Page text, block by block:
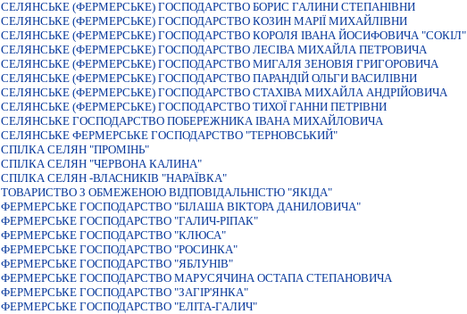
СЕЛЯНСЬКЕ (ФЕРМЕРСЬКЕ) ГОСПОДАРСТВО БОРИС ГАЛИНИ СТЕПАНIВНИ
СЕЛЯНСЬКЕ (ФЕРМЕРСЬКЕ) ГОСПОДАРСТВО КОЗИН МАРIЇ МИХАЙЛIВНИ
СЕЛЯНСЬКЕ (ФЕРМЕРСЬКЕ) ГОСПОДАРСТВО КОРОЛЯ ІВАНА ЙОСИФОВИЧА "СОКІЛ"
СЕЛЯНСЬКЕ (ФЕРМЕРСЬКЕ) ГОСПОДАРСТВО ЛЕСIВА МИХАЙЛА ПЕТРОВИЧА
СЕЛЯНСЬКЕ (ФЕРМЕРСЬКЕ) ГОСПОДАРСТВО МИГАЛЯ ЗЕНОВIЯ ГРИГОРОВИЧА
СЕЛЯНСЬКЕ (ФЕРМЕРСЬКЕ) ГОСПОДАРСТВО ПАРАНДІЙ ОЛЬГИ ВАСИЛІВНИ
СЕЛЯНСЬКЕ (ФЕРМЕРСЬКЕ) ГОСПОДАРСТВО СТАХІВА МИХАЙЛА АНДРІЙОВИЧА
СЕЛЯНСЬКЕ (ФЕРМЕРСЬКЕ) ГОСПОДАРСТВО ТИХОЇ ГАННИ ПЕТРIВНИ
СЕЛЯНСЬКЕ ГОСПОДАРСТВО ПОБЕРЕЖНИКА IВАНА МИХАЙЛОВИЧА
СЕЛЯНСЬКЕ ФЕРМЕРСЬКЕ ГОСПОДАРСТВО "ТЕРНОВСЬКИЙ"
СПIЛКА СЕЛЯН "ПРОМIНЬ"
СПIЛКА СЕЛЯН "ЧЕРВОНА КАЛИНА"
СПІЛКА СЕЛЯН -ВЛАСНИКІВ "НАРАЇВКА"
ТОВАРИСТВО З ОБМЕЖЕНОЮ ВІДПОВІДАЛЬНІСТЮ "ЯКІДА"
ФЕРМЕРСЬКЕ ГОСПОДАРСТВО "БIЛАША ВIКТОРА ДАНИЛОВИЧА"
ФЕРМЕРСЬКЕ ГОСПОДАРСТВО "ГАЛИЧ-РIПАК"
ФЕРМЕРСЬКЕ ГОСПОДАРСТВО "КЛЮСА"
ФЕРМЕРСЬКЕ ГОСПОДАРСТВО "РОСИНКА"
ФЕРМЕРСЬКЕ ГОСПОДАРСТВО "ЯБЛУНIВ"
ФЕРМЕРСЬКЕ ГОСПОДАРСТВО МАРУСЯЧИНА ОСТАПА СТЕПАНОВИЧА
ФЕРМЕРСЬКЕ ГОСПОДАРСТВО "ЗАГIР'ЯНКА"
ФЕРМЕРСЬКЕ ГОСПОДАРСТВО "ЕЛIТА-ГАЛИЧ"